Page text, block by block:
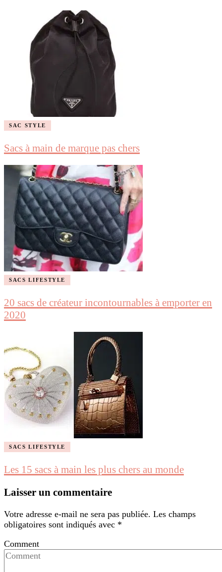
SAC STYLE
Sacs à main de marque pas chers
SACS LIFESTYLE
20 sacs de créateur incontournables à emporter en
2020
SACS LIFESTYLE
Les 15 sacs à main les plus chers au monde
Laisser un commentaire
Votre adresse e-mail ne sera pas publiée. Les champs
obligatoires sont indiqués avec *
Comment